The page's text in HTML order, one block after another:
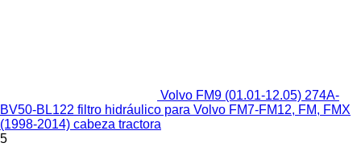
Volvo FM9 (01.01-12.05) 274A-
BV50-BL122 filtro hidráulico para Volvo FM7-FM12, FM, FMX
(1998-2014) cabeza tractora
5